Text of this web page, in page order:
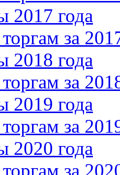
2017 года
за
2018 года
за
2019 года
за
2020 года
за